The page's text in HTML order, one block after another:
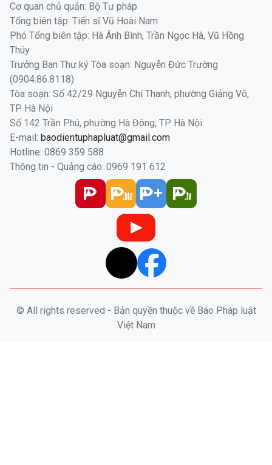
Cơ quan chủ quản: Bộ Tư pháp
Tổng biên tập: Tiến sĩ Vũ Hoài Nam
Phó Tổng biên tập: Hà Ánh Bình, Trần Ngọc Hà, Vũ Hồng
Thúy
Trưởng Ban Thư ký Tòa soạn: Nguyễn Đức Trường
(0904.86.8118)
Tòa soạn: Số 42/29 Nguyễn Chí Thanh, phường Giảng Võ,
TP Hà Nội
Số 142 Trần Phú, phường Hà Đông, TP Hà Nội
E-mail: baodientuphapluat@gmail.com
Hotline: 0869 359 588
Thông tin - Quảng cáo: 0969 191 612
© All rights reserved - Bản quyền thuộc về Báo Pháp luật
Việt Nam